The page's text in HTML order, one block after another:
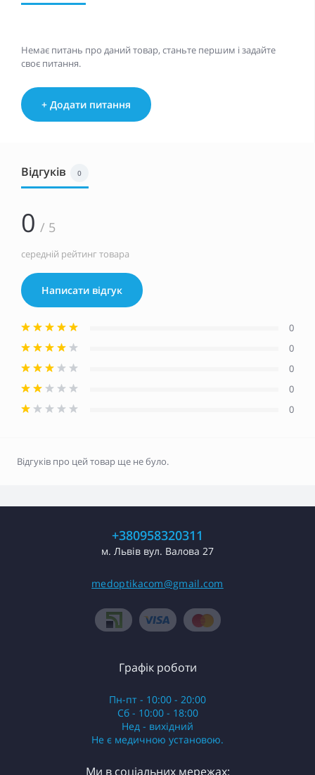
Немає питань про даний товар, станьте першим і задайте
своє питання.
+ Додати питання
Відгуків 0
0 / 5
середній рейтинг товара
Написати відгук
0
0
0
0
0
Відгуків про цей товар ще не було.
+380958320311
м. Львів вул. Валова 27
medoptikacom@gmail.com
Графік роботи
Пн-пт - 10:00 - 20:00
Сб - 10:00 - 18:00
Нед - вихідний
Не є медичною установою.
Ми в соціальних мережах: